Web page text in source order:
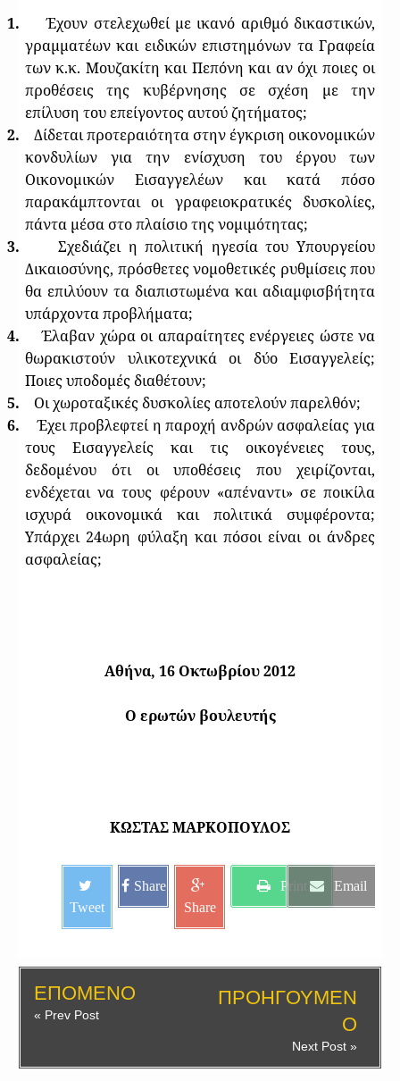
1.
Έχουν στελεχωθεί με ικανό αριθμό δικαστικών,
γραμματέων και ειδικών επιστημόνων τα Γραφεία
των κ.κ. Μουζακίτη και Πεπόνη και αν όχι ποιες οι
προθέσεις της κυβέρνησης σε σχέση με την
επίλυση του επείγοντος αυτού ζητήματος;
2.
Δίδεται προτεραιότητα στην έγκριση οικονομικών
κονδυλίων για την ενίσχυση του έργου των
Οικονομικών Εισαγγελέων και κατά πόσο
παρακάμπτονται οι γραφειοκρατικές δυσκολίες,
πάντα μέσα στο πλαίσιο της νομιμότητας;
3.
Σχεδιάζει η πολιτική ηγεσία του Υπουργείου
Δικαιοσύνης, πρόσθετες νομοθετικές ρυθμίσεις που
θα επιλύουν τα διαπιστωμένα και αδιαμφισβήτητα
υπάρχοντα προβλήματα;
4.
Έλαβαν χώρα οι απαραίτητες ενέργειες ώστε να
θωρακιστούν υλικοτεχνικά οι δύο Εισαγγελείς;
Ποιες υποδομές διαθέτουν;
5.
Οι χωροταξικές δυσκολίες αποτελούν παρελθόν;
6.
Έχει προβλεφτεί η παροχή ανδρών ασφαλείας για
τους Εισαγγελείς και τις οικογένειες τους,
δεδομένου ότι οι υποθέσεις που χειρίζονται,
ενδέχεται να τους φέρουν «απέναντι» σε ποικίλα
ισχυρά οικονομικά και πολιτικά συμφέροντα;
Υπάρχει 24ωρη φύλαξη και πόσοι είναι οι άνδρες
ασφαλείας;
Αθήνα, 16 Οκτωβρίου 2012
Ο ερωτών βουλευτής
ΚΩΣΤΑΣ ΜΑΡΚΟΠΟΥΛΟΣ
Tweet
Share
Share
Print Email
ΕΠΟΜΕΝΟ
« Prev Post
ΠΡΟΗΓΟΥΜΕΝ
Ο
Next Post »